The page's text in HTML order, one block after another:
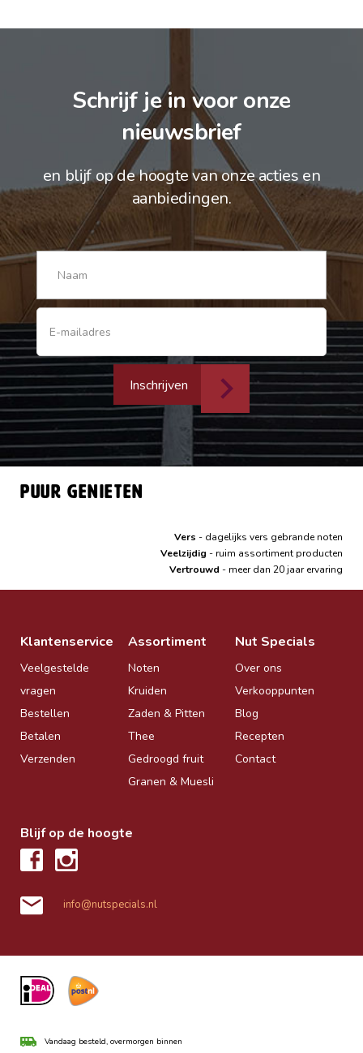
Schrijf je in voor onze
nieuwsbrief
en blijf op de hoogte van onze acties en
aanbiedingen.
Inschrijven
Puur genieten
Vers - dagelijks vers gebrande noten
Veelzijdig - ruim assortiment producten
Vertrouwd - meer dan 20 jaar ervaring
Klantenservice
Veelgestelde
vragen
Bestellen
Betalen
Verzenden
Assortiment
Noten
Kruiden
Zaden & Pitten
Thee
Gedroogd fruit
Granen & Muesli
Nut Specials
Over ons
Verkooppunten
Blog
Recepten
Contact
Blijf op de hoogte
info@nutspecials.nl
Vandaag besteld, overmorgen binnen